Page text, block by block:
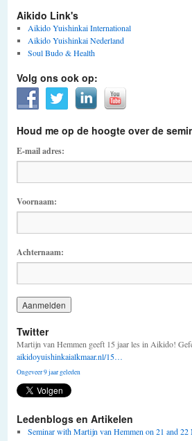
Aikido Link's
Aikido Yuishinkai International
Aikido Yuishinkai Nederland
Soul Budo & Health
Volg ons ook op:
Houd me op de hoogte over de
E-mail adres:
Voornaam:
Achternaam:
Twitter
Martijn van Hemmen geeft 15 jaar les in Aikido!
aikidoyuishinkaialkmaar.nl/15…
Ongeveer 9 jaar geleden
Ledenblogs en Artikelen
Seminar with Martijn van Hemmen on 21 and 22